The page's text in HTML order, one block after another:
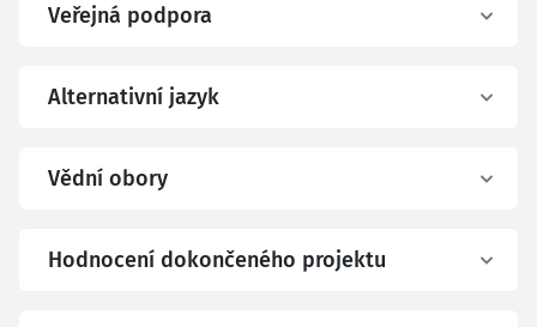
Veřejná podpora
Alternativní jazyk
Vědní obory
Hodnocení dokončeného projektu